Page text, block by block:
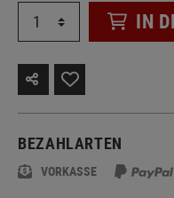
IN
BEZAHLARTEN
VORKASSE